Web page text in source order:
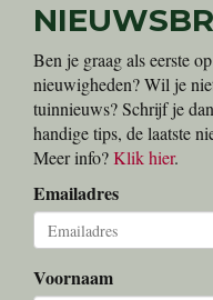
Ben je graag als eerste
nieuwigheden? Wil je
tuinnieuws? Schrijf je
handige tips, de laatste
Meer info?Klik hier.
Emailadres
Voornaam